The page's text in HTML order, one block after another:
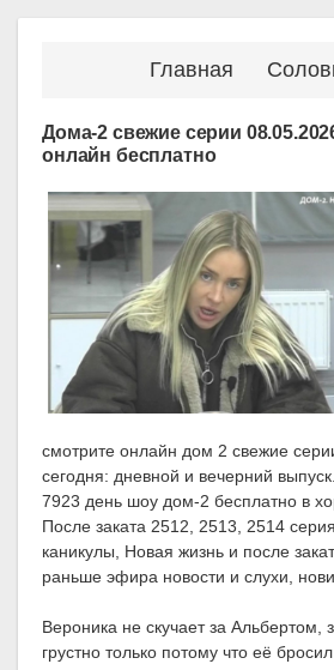
Главная
Дома-2 свежие серии
онлайн бесплатно
смотрите онлайн дом 2 свежие
сегодня: дневной и вечерний
7923 день шоу дом-2 бесплатно в
После заката 2512, 2513, 2514
каникулы, Новая жизнь и после
раньше эфира новости и слухи,
Вероника не скучает за Альбертом,
грустно только потому что её